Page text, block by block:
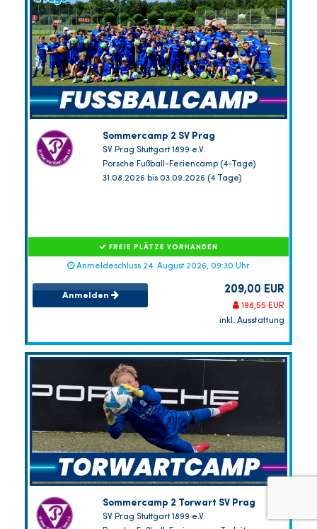
Sommercamp 2 SV Prag
SV Prag Stuttgart 1899 e.V.
Porsche Fußball-Feriencamp (4-Tage)
31.08.2026 bis 03.09.2026 (4 Tage)
FREIE PLÄTZE VORHANDEN
Anmeldeschluss 24. August 2026, 09:30 Uhr
Anmelden 209,00 EUR
198,55 EUR
inkl. Ausstattung
Sommercamp 2 Torwart SV Prag
SV Prag Stuttgart 1899 e.V.